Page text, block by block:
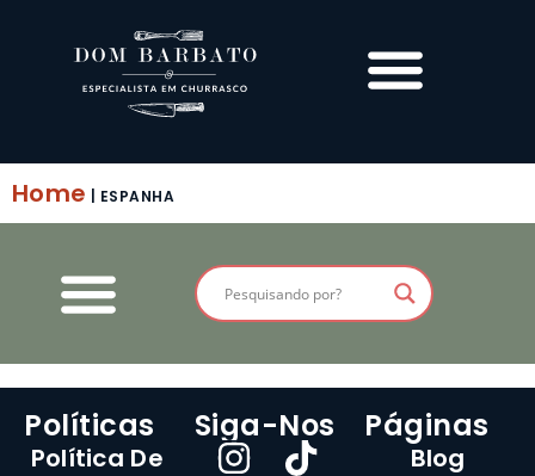
Home ESPANHA
Políticas
Política De
Siga-Nos Páginas
Blog